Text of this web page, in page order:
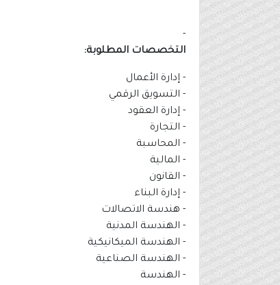
-
التخصصات المطلوبة:
- إدارة الأعمال
- التسويق الرقمي
- إدارة العقود
- التجارة
- المحاسبة
- المالية
- القانون
- إدارة البناء
- هندسة الاتصالات
- الهندسة المدنية
- الهندسة الميكانيكية
- الهندسة الصناعية
- الهندسة